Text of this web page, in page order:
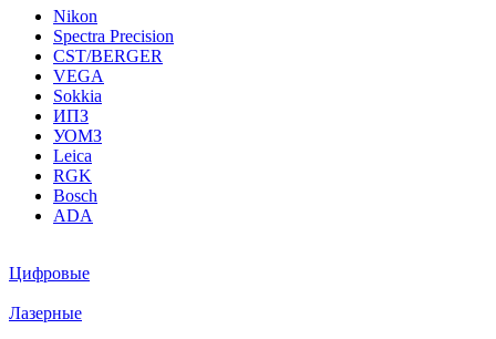
Nikon
Spectra Precision
CST/BERGER
VEGA
Sokkia
ИПЗ
УОМЗ
Leica
RGK
Bosch
ADA
Цифровые
Лазерные